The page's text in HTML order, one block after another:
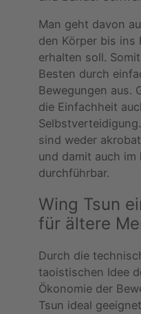
Man geht davon
den Körper bis ins
erhalten soll.
Besten durch
Bewegungen aus.
die Einfachheit
sind weder
und damit auch
durchführbar.
Wing Tsun
für ältere
Durch die
taoistischen Idee
Ökonomie der
Tsun ideal